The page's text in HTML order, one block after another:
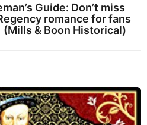
Guide: Don’t miss
romance for fans
& Boon Historical)